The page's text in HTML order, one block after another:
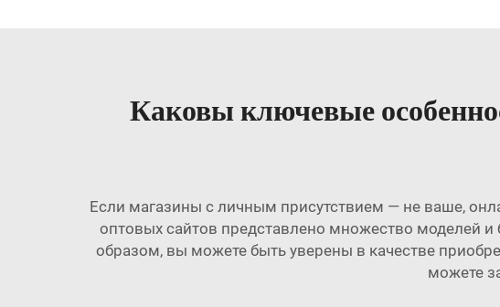
Каковы ключевые
Если магазины с личным присутствием — не ваше,
оптовых сайтов представлено множество моделей и
образом, вы можете быть уверены в качестве
можете